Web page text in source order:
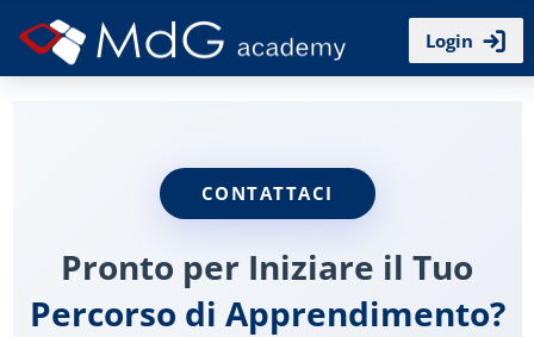
Vai al contenuto principale
Login
CONTATTACI
Pronto per Iniziare il Tuo
Percorso di Apprendimento?